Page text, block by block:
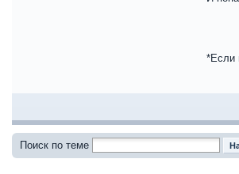
*Если
Поиск по теме